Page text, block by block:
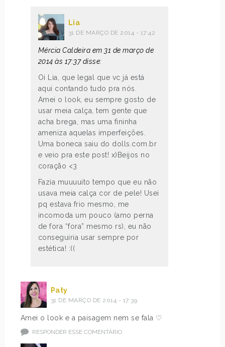
Lia
31 DE MARÇO DE 2014 - 17:42
Mércia Caldeira em 31 de março de
2014 às 17:37 disse:
Oi Lia, que legal que vc já está
aqui contando tudo pra nós.
Amei o look, eu sempre gosto de
usar meia calça, tem gente que
acha brega, mas uma fininha
ameniza aquelas imperfeições.
Uma boneca saiu do dolls.com.br
e veio pra este post! x)Beijos no
coração <3
Fazia muuuuito tempo que eu não
usava meia calça cor de pele! Usei
pq estava frio mesmo, me
incomoda um pouco (amo perna
de fora “fora” mesmo rs), eu não
conseguiria usar sempre por
estética! :((
Paty
31 DE MARÇO DE 2014 - 17:39
Amei o look e a paisagem nem se fala ♡
RESPONDER ESSE COMENTÁRIO